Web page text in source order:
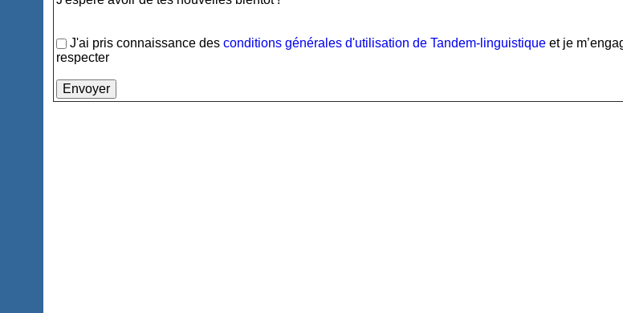
J'ai pris connaissance desconditions générales d'utilisation de Tandem-linguistique et je
respecter